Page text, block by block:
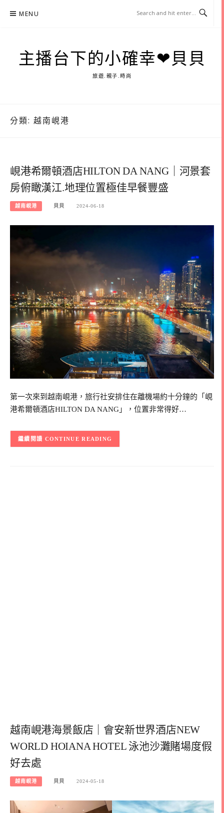
MENU
主播台下的小確幸❤貝貝
旅遊.親子.時尚
分類: 越南峴港
峴港希爾頓酒店HILTON DA NANG｜河景套
房俯瞰漢江.地理位置極佳早餐豐盛
越南峴港 貝貝 2024-06-18
第一次來到越南峴港，旅行社安排住在離機場約十分鐘的「峴
港希爾頓酒店HILTON DA NANG」，位置非常得好…
CONTINUE READING
越南峴港海景飯店｜會安新世界酒店NEW
WORLD HOIANA HOTEL 泳池沙灘賭場度假
好去處
越南峴港 貝貝 2024-05-18